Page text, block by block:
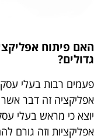
האם פיתוח
גדולים?
פעמים רבות בעלי
אפליקציה זה דבר
יוצא כי מראש בעלי
אפליקציות וזה גורם